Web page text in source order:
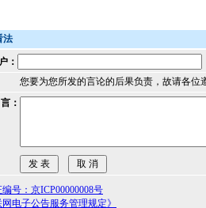
法
您要为您所发的言论的后果负责，故请各位
：
号：京ICP00000008号
电子公告服务管理规定》